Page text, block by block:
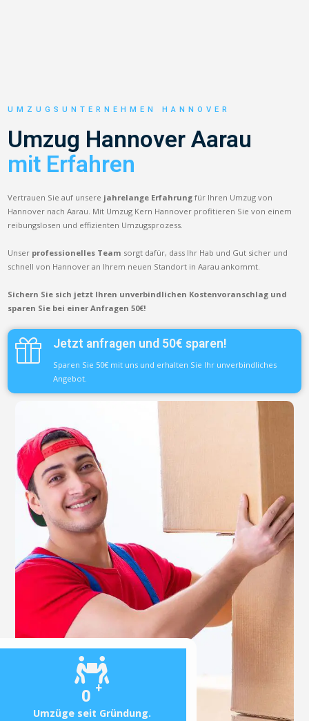
0 +
Umzüge seit Gründung.
UMZUGSUNTERNEHMEN HANNOVER
Umzug Hannover Aarau
mit Erfahren
Vertrauen Sie auf unsere jahrelange Erfahrung für Ihren Umzug von
Hannover nach Aarau. Mit Umzug Kern Hannover profitieren Sie von einem
reibungslosen und effizienten Umzugsprozess.
Unser professionelles Team sorgt dafür, dass Ihr Hab und Gut sicher und
schnell von Hannover an Ihrem neuen Standort in Aarau ankommt.
Sichern Sie sich jetzt Ihren unverbindlichen Kostenvoranschlag und
sparen Sie bei einer Anfragen 50€!
Jetzt anfragen und 50€ sparen!
Sparen Sie 50€ mit uns und erhalten Sie Ihr unverbindliches
Angebot.